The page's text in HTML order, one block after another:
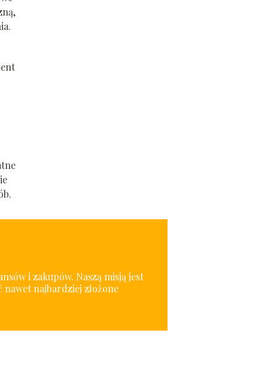
i zakupów. Naszą misją jest
najbardziej złożone